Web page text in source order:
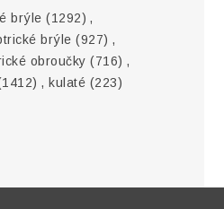
brýle (1292) ,
brýle (927) ,
obroučky (716) ,
, kulaté (223)